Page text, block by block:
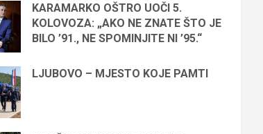
KARAMARKO OŠTRO UOČI 5.
KOLOVOZA: „AKO NE ZNATE ŠTO JE
BILO ’91., NE SPOMINJITE NI ’95.“
LJUBOVO – MJESTO KOJE PAMTI